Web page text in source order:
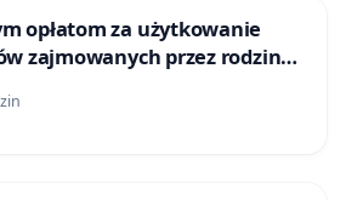
opłatom za użytkowanie
zajmowanych przez rodzinne